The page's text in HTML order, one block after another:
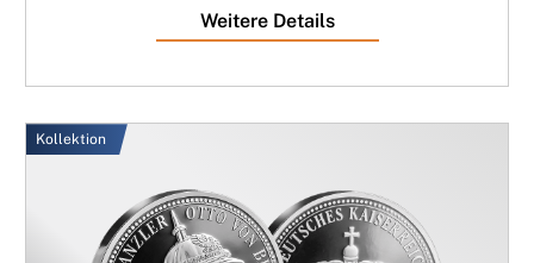
Weitere Details
Kollektion